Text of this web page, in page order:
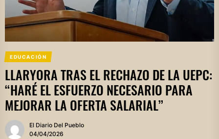
EDUCACIÓN
LLARYORA TRAS EL RECHAZO DE LA UEPC:
“HARÉ EL ESFUERZO NECESARIO PARA
MEJORAR LA OFERTA SALARIAL”
El Diario Del Pueblo
04/04/2026